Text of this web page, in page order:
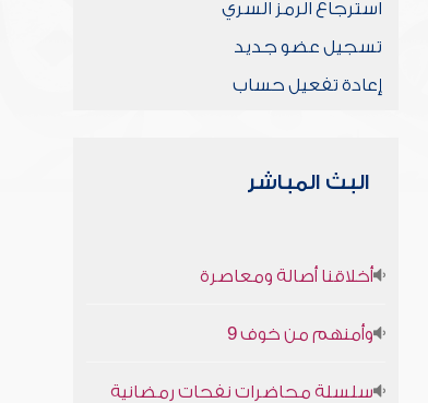
استرجاع الرمز السري
تسجيل عضو جديد
إعادة تفعيل حساب
البث المباشر
أخلاقنا أصالة ومعاصرة
وأمنهم من خوف 9
سلسلة محاضرات نفحات رمضانية